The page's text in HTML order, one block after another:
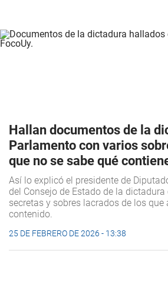
Hallan documentos de la
Parlamento con varios
que no se sabe qué
Así lo explicó el presidente de
del Consejo de Estado de la
secretas y sobres lacrados de los que
contenido.
25 DE FEBRERO DE 2026 - 13:38